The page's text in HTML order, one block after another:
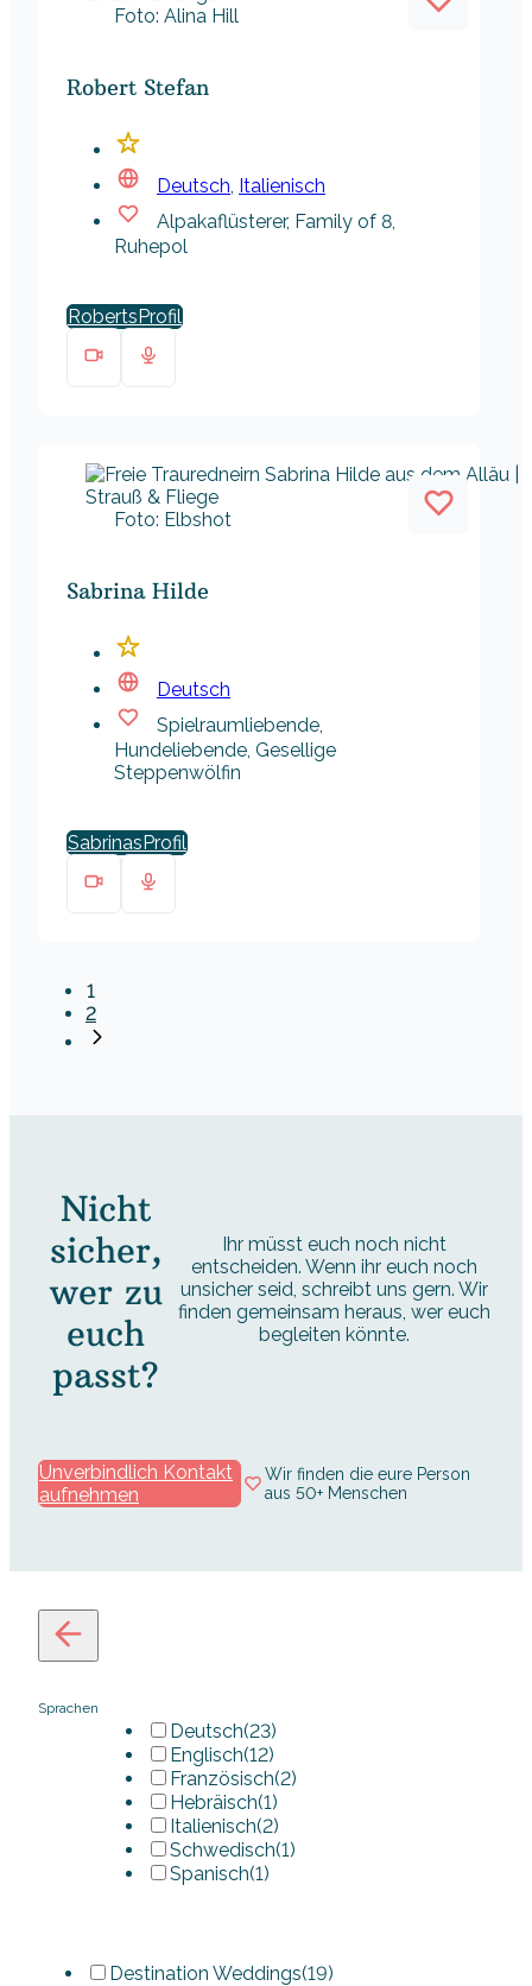
Foto: Alina Hill
Robert Stefan
Deutsch, Italienisch
Alpakaflüsterer, Family of 8,
Ruhepol
Roberts
Foto: Elbshot
Sabrina Hilde
Deutsch
Spielraumliebende,
Hundeliebende, Gesellige
Steppenwölfin
Sabrinas
1
2
Nicht
sicher,
wer zu
euch
passt?
Ihr müsst euch noch nicht
entscheiden. Wenn ihr euch noch
unsicher seid, schreibt uns gern. Wir
finden gemeinsam heraus, wer euch
begleiten könnte.
Unverbindlich Kontakt
aufnehmen
Wir finden die eure Person
aus 50+ Menschen
Sprachen
Deutsch(23)
Englisch(12)
Französisch(2)
Hebräisch(1)
Italienisch(2)
Schwedisch(1)
Spanisch(1)
Destination Weddings(19)